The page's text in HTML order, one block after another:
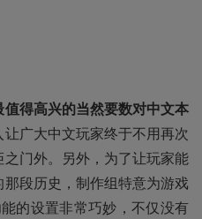
得高兴的当然要数对中文本
广大中文玩家终于不用再次
门外。另外，为了让玩家能
段历史，制作组特意为游戏
的设置非常巧妙，不仅没有